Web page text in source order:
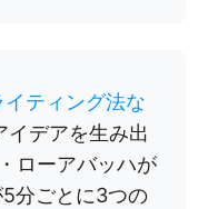
ティング法な
イデアを生み出
ローアバッハが
分ごとに3つの